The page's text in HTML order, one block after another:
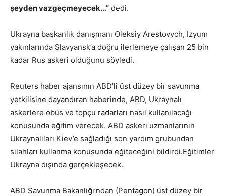
şeyden vazgeçmeyecek…” dedi.
Ukrayna başkanlık danışmanı Oleksiy Arestovych, Izyum
yakınlarında Slavyansk’a doğru ilerlemeye çalışan 25 bin
kadar Rus askeri olduğunu söyledi.
Reuters haber ajansının ABD’li üst düzey bir savunma
yetkilisine dayandıran haberinde, ABD, Ukraynalı
askerlere obüs ve topçu radarları nasıl kullanılacağı
konusunda eğitim verecek. ABD askeri uzmanlarının
Ukraynalıları Kiev’e sağladığı son yardım grubundan
silahları kullanma konusunda eğiteceğini bildirdi.Eğitimler
Ukrayna dışında gerçekleşecek.
ABD Savunma Bakanlığı’ndan (Pentagon) üst düzey bir